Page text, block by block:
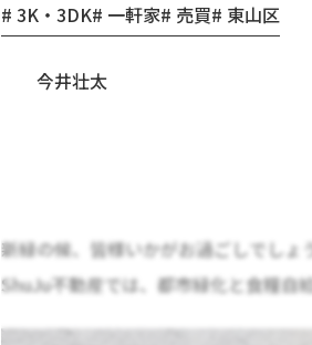
3K・3DK 一軒家 売買 東山区
今井壮太
新緑の候、皆様いかがお過ごしでしょ
ShuJu不動産では、都市緑化と食糧自